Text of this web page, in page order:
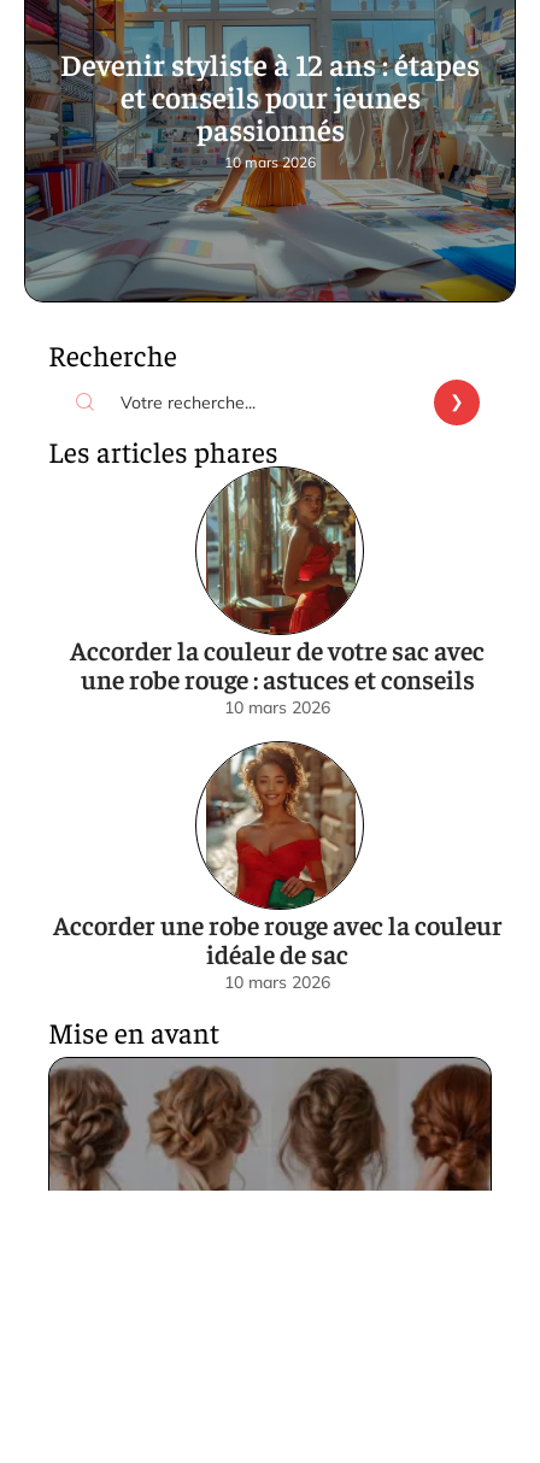
Devenir styliste à 12 ans : étapes
et conseils pour jeunes
passionnés
10 mars 2026
Recherche
Les articles phares
Accorder la couleur de votre sac avec
une robe rouge : astuces et conseils
10 mars 2026
Accorder une robe rouge avec la couleur
idéale de sac
10 mars 2026
Mise en avant
Attacher ses cheveux :